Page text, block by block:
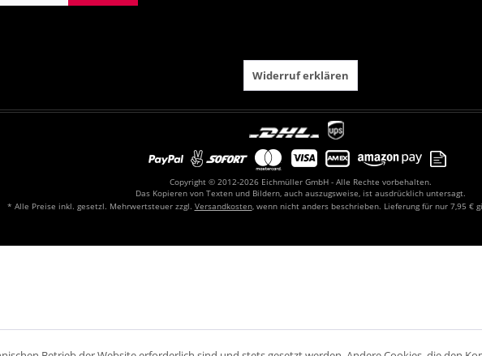
Widerruf erklären
Copyright © 2012-2026 Eichmüller GmbH - Alle Rechte vorbehalten.
Das Kopieren von Texten und Bildern, auch auszugsweise, ist ausdrücklich untersagt.
* Alle Preise inkl. gesetzl. Mehrwertsteuer zzgl. Versandkosten, wenn nicht anders beschrieben. Lieferung für nur 7,95 €